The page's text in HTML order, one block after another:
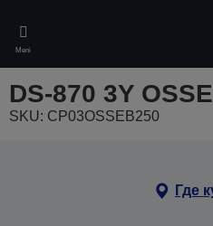
main
content
Meni
DS-870 3Y
SKU: CP03OSSEB250
Где